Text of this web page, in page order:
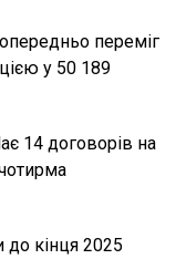
переміг
у 50 189
14 договорів на
до кінця 2025